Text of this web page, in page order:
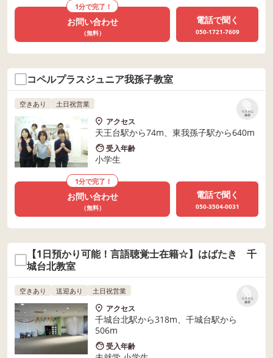
1分で完了！
お問い合わせ
（無料）
電話で聞く
050-1721-7609
コペルプラスジュニア我孫子教室
リストに
保存
空きあり 土日祝営業
アクセス
天王台駅から74m、東我孫子駅から640m
受入年齢
小学生
1分で完了！
お問い合わせ
（無料）
電話で聞く
050-3504-0031
【1日預かり可能！言語聴覚士在籍☆】はばたき 千
城台北教室
リストに
保存
空きあり 送迎あり 土日祝営業
アクセス
千城台北駅から318m、千城台駅から
506m
受入年齢